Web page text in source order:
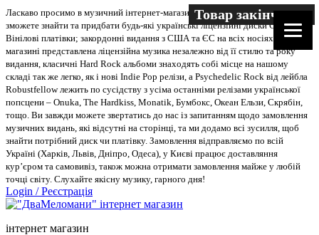
Ласкаво просимо в музичний інтернет-магазин “Два меломани”. У нас Ви
зможете знайти та придбати будь-які українські ліцензійні диски CD, DVD,
Вінілові платівки; закордонні видання з США та ЄС на всіх носіях. В
магазині представлена ліцензійна музика незалежно від її стилю та року
видання, класичні Hard Rock альбоми знаходять собі місце на нашому
складі так же легко, як і нові Indie Pop релізи, а Psychedelic Rock від лейбла
Robustfellow лежить по сусідству з усіма останніми релізами української
попсцени – Onuka, The Hardkiss, Monatik, Бумбокс, Океан Ельзи, Скрябін,
тощо. Ви завжди можете звертатись до нас із запитанням щодо замовлення
музичних видань, які відсутні на сторінці, та ми додамо всі зусилля, щоб
знайти потрібний диск чи платівку. Замовлення відправляємо по всій
Україні (Харків, Львів, Дніпро, Одеса), у Києві працює доставляння
кур’єром та самовивіз, також можна отримати замовлення майже у любій
точці світу. Слухайте якісну музику, гарного дня!
Login /Реєстрація
інтернет магазин
Товар закінчився